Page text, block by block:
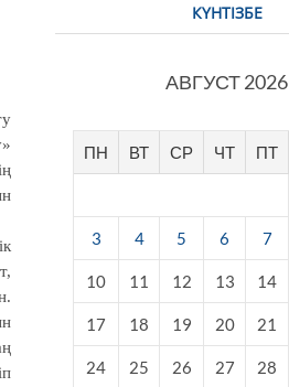
КҮНТІЗБЕ
АВГУСТ 2026
ПН ВТ СР ЧТ ПТ
3 4 5 6 7
10 11 12 13 14
17 18 19 20 21
24 25 26 27 28